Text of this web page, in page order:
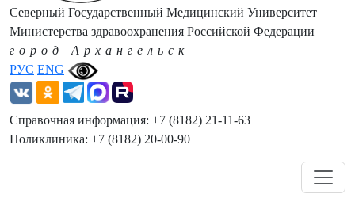
РУС ENG
Северный Государственный Медицинский Университет
Министерства здравоохранения Российской Федерации
город Архангельск
Справочная информация: +7 (8182) 21-11-63
Поликлиника: +7 (8182) 20-00-90